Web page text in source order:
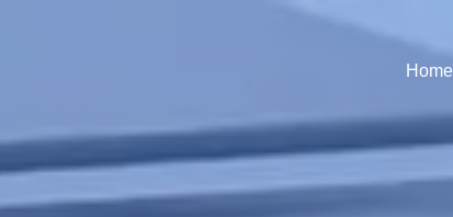
Home